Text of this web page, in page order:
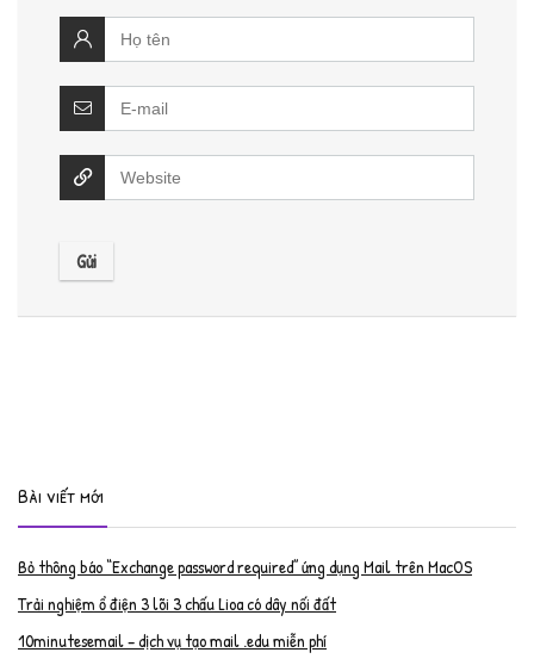
Bài viết mới
Bỏ thông báo “Exchange password required” ứng dụng Mail trên MacOS
Trải nghiệm ổ điện 3 lõi 3 chấu Lioa có dây nối đất
10minutesemail – dịch vụ tạo mail .edu miễn phí